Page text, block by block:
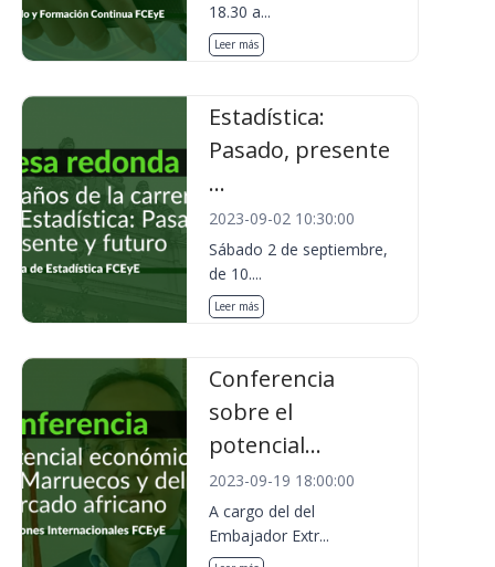
18.30 a...
Leer más
Estadística:
Pasado, presente
...
2023-09-02 10:30:00
Sábado 2 de septiembre,
de 10....
Leer más
Conferencia
sobre el
potencial...
2023-09-19 18:00:00
A cargo del del
Embajador Extr...